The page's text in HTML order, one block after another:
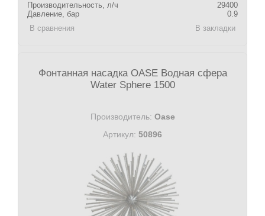
Производительность, л/ч
29400
Давление, бар
0.9
В сравнения
В закладки
Фонтанная насадка OASE Водная сфера
Water Sphere 1500
Производитель: Oase
Артикул: 50896